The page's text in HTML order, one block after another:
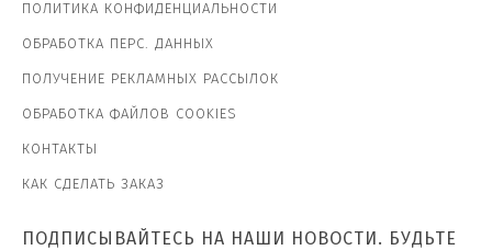
ПОЛИТИКА КОНФИДЕНЦИАЛЬНОСТИ
ОБРАБОТКА ПЕРС. ДАННЫХ
ПОЛУЧЕНИЕ РЕКЛАМНЫХ РАССЫЛОК
ОБРАБОТКА ФАЙЛОВ COOKIES
КОНТАКТЫ
КАК СДЕЛАТЬ ЗАКАЗ
ПОДПИСЫВАЙТЕСЬ НА НАШИ НОВОСТИ. БУДЬТЕ